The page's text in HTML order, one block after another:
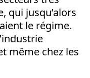
qui jusqu’alors
le régime.
même chez les